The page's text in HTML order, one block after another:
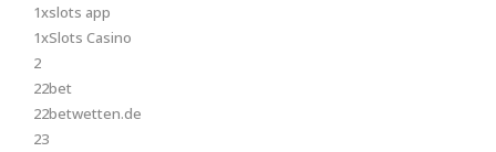
1xslots app
1xSlots Casino
2
22bet
22betwetten.de
23